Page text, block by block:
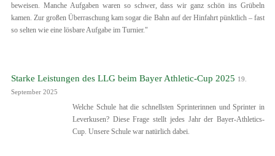
beweisen. Manche Aufgaben waren so schwer, dass wir ganz schön ins Grübeln
kamen. Zur großen Überraschung kam sogar die Bahn auf der Hinfahrt pünktlich – fast
so selten wie eine lösbare Aufgabe im Turnier."
Starke Leistungen des LLG beim Bayer Athletic-Cup 2025 19.
September 2025
Welche Schule hat die schnellsten Sprinterinnen und Sprinter in
Leverkusen? Diese Frage stellt jedes Jahr der Bayer-Athletics-
Cup. Unsere Schule war natürlich dabei.